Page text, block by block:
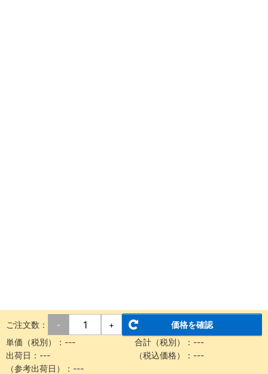
ご注文数： - +
価格を確認
単価（税別）： --- 合計（税別）： ---
出荷日： --- （税込価格）： ---
（参考出荷日）： ---